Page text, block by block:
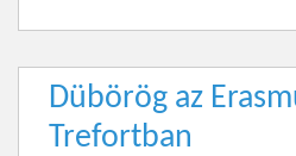
Dübörög az
Trefortban